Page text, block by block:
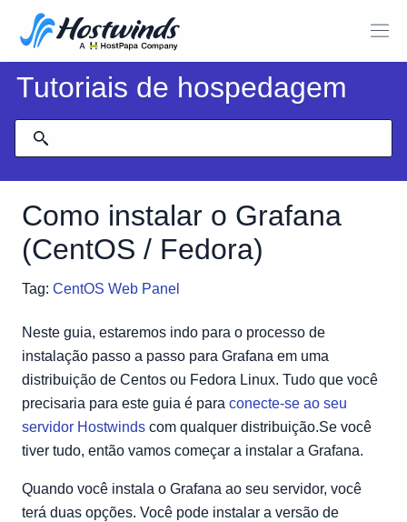
Tutoriais de hospedagem
Como instalar o Grafana
(CentOS / Fedora)
Tag: CentOS Web Panel
Neste guia, estaremos indo para o processo de
instalação passo a passo para Grafana em uma
distribuição de Centos ou Fedora Linux. Tudo que você
precisaria para este guia é para conecte-se ao seu
servidor Hostwinds com qualquer distribuição.Se você
tiver tudo, então vamos começar a instalar a Grafana.
Quando você instala o Grafana ao seu servidor, você
terá duas opções. Você pode instalar a versão de